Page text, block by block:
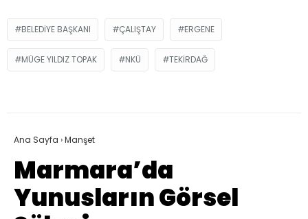
BELEDIYE BAŞKANI ÇALIŞTAY ERGENE
MÜGE YILDIZ TOPAK NKÜ TEKIRDAĞ
Ana Sayfa ›Manşet
Marmara’da
Yunusların Görsel